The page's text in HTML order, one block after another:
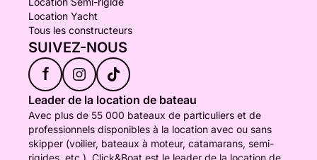
Location Yacht
Tous les constructeurs
SUIVEZ-NOUS
f
Leader de la location de bateau
Avec plus de 55 000 bateaux de particuliers et de
professionnels disponibles à la location avec ou sans
skipper (voilier, bateaux à moteur, catamarans, semi-
rigides, etc.), Click&Boat est le leader de la location de